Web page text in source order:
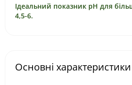
Ідеальний показник рН для
4,5-6.
Основні